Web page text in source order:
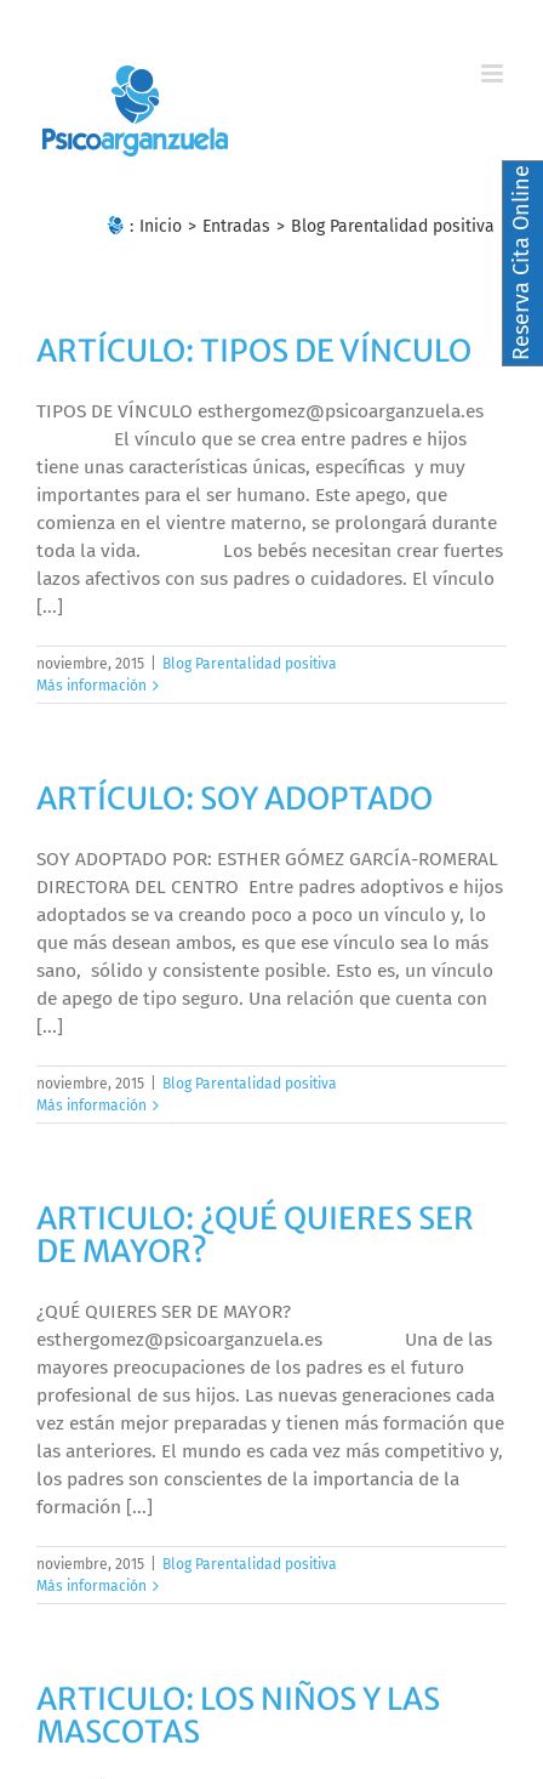
: Inicio > Entradas > Blog Parentalidad positiva
ARTÍCULO: TIPOS DE VÍNCULO
TIPOS DE VÍNCULO esthergomez@psicoarganzuela.es
El vínculo que se crea entre padres e hijos
tiene unas características únicas, específicas y muy
importantes para el ser humano. Este apego, que
comienza en el vientre materno, se prolongará durante
toda la vida. Los bebés necesitan crear fuertes
lazos afectivos con sus padres o cuidadores. El vínculo
[...]
noviembre, 2015
Blog Parentalidad positiva
Más información
ARTÍCULO: SOY ADOPTADO
SOY ADOPTADO POR: ESTHER GÓMEZ GARCÍA-ROMERAL
DIRECTORA DEL CENTRO Entre padres adoptivos e hijos
adoptados se va creando poco a poco un vínculo y, lo
que más desean ambos, es que ese vínculo sea lo más
sano, sólido y consistente posible. Esto es, un vínculo
de apego de tipo seguro. Una relación que cuenta con
[...]
noviembre, 2015
Blog Parentalidad positiva
Más información
ARTICULO: ¿QUÉ QUIERES SER
DE MAYOR?
¿QUÉ QUIERES SER DE MAYOR?
esthergomez@psicoarganzuela.es Una de las
mayores preocupaciones de los padres es el futuro
profesional de sus hijos. Las nuevas generaciones cada
vez están mejor preparadas y tienen más formación que
las anteriores. El mundo es cada vez más competitivo y,
los padres son conscientes de la importancia de la
formación [...]
noviembre, 2015
Blog Parentalidad positiva
Más información
ARTICULO: LOS NIÑOS Y LAS
MASCOTAS
Reserva Cita Online